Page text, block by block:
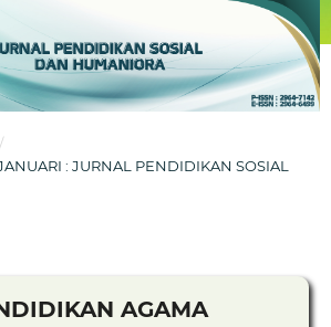
/
: JURNAL PENDIDIKAN SOSIAL
AGAMA